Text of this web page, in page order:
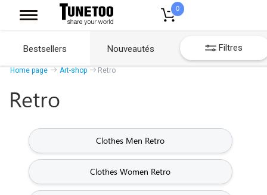
0
Bestsellers Nouveautés Filtres
Home page Art-shop Retro
Retro
Clothes Men Retro
Clothes Women Retro